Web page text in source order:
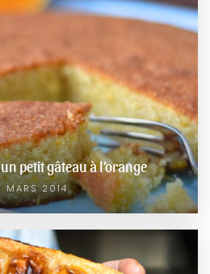
petit gâteau à l’orange
MARS 2014